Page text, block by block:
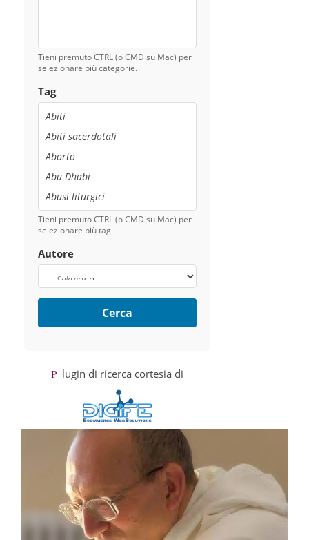
Tieni premuto CTRL (o CMD su Mac) per
selezionare più categorie.
Tag
Tieni premuto CTRL (o CMD su Mac) per
selezionare più tag.
Autore
Cerca
Plugin di ricerca cortesia di